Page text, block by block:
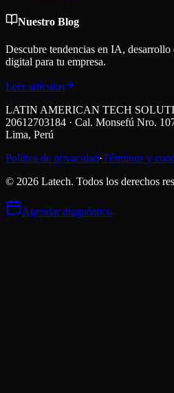
Nuestro Blog
Descubre tendencias en IA,
digital para tu empresa.
Leer artículos
LATIN AMERICAN TECH
20612703184 · Cal. Monsefú Nro.
Lima, Perú
Política de privacidad·Términos y
© 2026 Latech. Todos los derechos
Agendar diagnóstico